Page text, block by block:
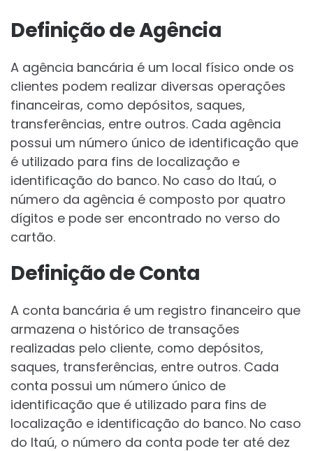
Definição de Agência
A agência bancária é um local físico onde os
clientes podem realizar diversas operações
financeiras, como depósitos, saques,
transferências, entre outros. Cada agência
possui um número único de identificação que
é utilizado para fins de localização e
identificação do banco. No caso do Itaú, o
número da agência é composto por quatro
dígitos e pode ser encontrado no verso do
cartão.
Definição de Conta
A conta bancária é um registro financeiro que
armazena o histórico de transações
realizadas pelo cliente, como depósitos,
saques, transferências, entre outros. Cada
conta possui um número único de
identificação que é utilizado para fins de
localização e identificação do banco. No caso
do Itaú, o número da conta pode ter até dez